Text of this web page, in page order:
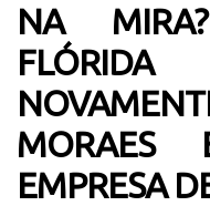
NA
EMPRESA